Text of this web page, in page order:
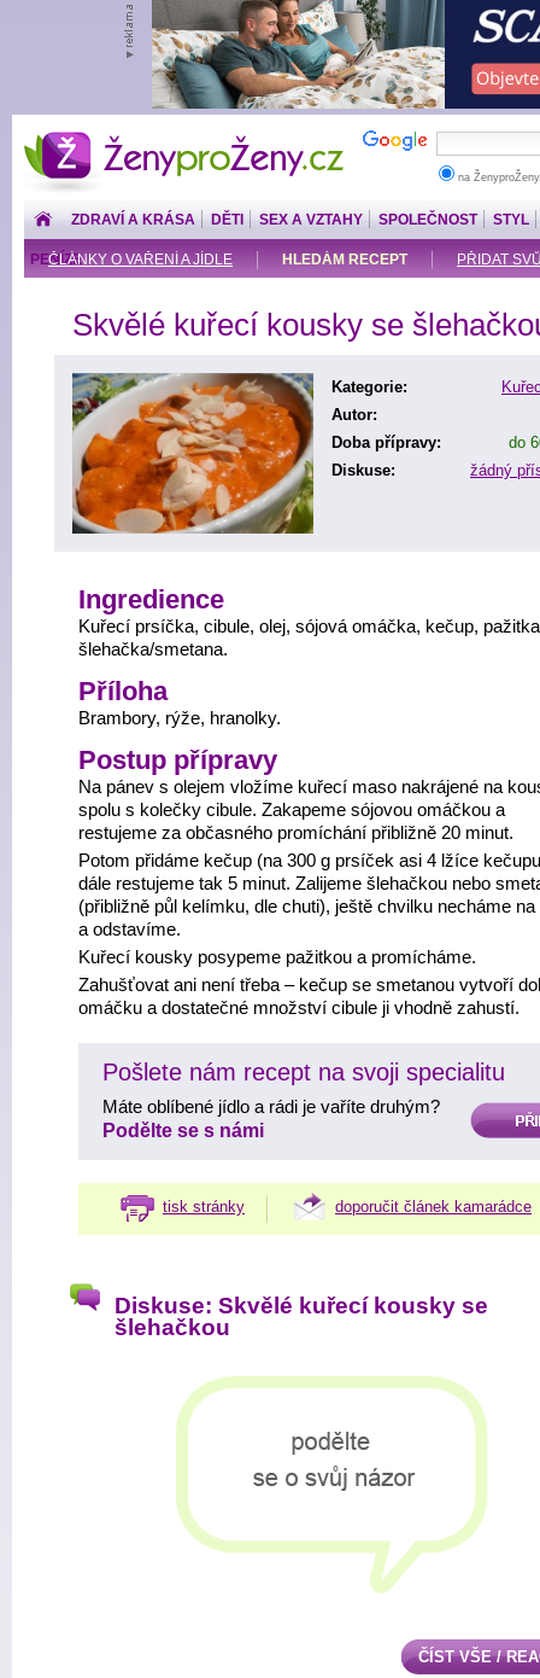
ŽenyproŽeny.cz
na
ZDRAVÍ A KRÁSA DĚTI SEX A VZTAHY SPOLEČNOST STYL
ČLÁNKY O VAŘENÍ A JÍDLE HLEDÁM RECEPT PŘIDAT
PENÍZE
Skvělé kuřecí kousky se
Kategorie:
Autor:
Doba přípravy:
do
Diskuse:
žádný
Ingredience
Kuřecí prsíčka, cibule, olej, sójová omáčka, kečup,
šlehačka/smetana.
Příloha
Brambory, rýže, hranolky.
Postup přípravy
Na pánev s olejem vložíme kuřecí maso nakrájené na
spolu s kolečky cibule. Zakapeme sójovou omáčkou a
restujeme za občasného promíchání přibližně 20 minut.
Potom přidáme kečup (na 300 g prsíček asi 4 lžíce
dále restujeme tak 5 minut. Zalijeme šlehačkou nebo
(přibližně půl kelímku, dle chuti), ještě chvilku necháme na
a odstavíme.
Kuřecí kousky posypeme pažitkou a promícháme.
Zahušťovat ani není třeba – kečup se smetanou vytvoří
omáčku a dostatečné množství cibule ji vhodně zahustí.
Pošlete nám recept na svoji specialitu
PŘIDAT
Máte oblíbené jídlo a rádi je vaříte druhým?
Podělte se s námi
tisk stránky doporučit článek kamarádce
Diskuse: Skvělé kuřecí kousky se
šlehačkou
ČÍST VŠE /